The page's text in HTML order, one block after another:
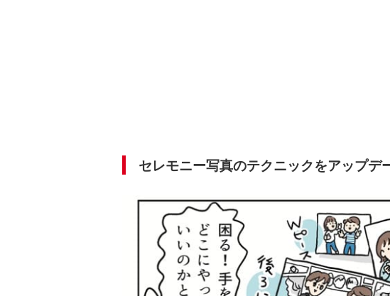
セレモニー写真のテクニックをアップデ